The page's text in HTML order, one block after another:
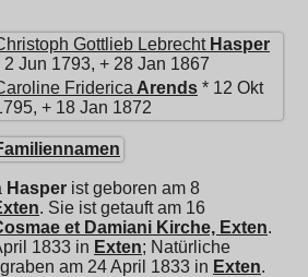
Gottlieb Lebrecht Hasper
2 Jun 1793, + 28 Jan 1867
Friderica Arends * 12 Okt
+ 18 Jan 1872
Hasper ist geboren am 8
. Sie ist getauft am 16
et Damiani Kirche, Exten.
1833 in Exten; Natürliche
am 24 April 1833 in Exten.